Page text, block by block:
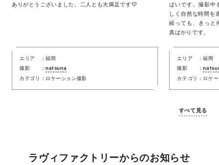
ありがとうございました。二人とも大満足です♡
エリア
福岡
撮影
natsuna
カテゴリ
ロケーション撮影
ぱいです。撮影中
しく自然な時間を
経っても、きっと
真ばかりです。
エリア
福岡
撮影
カテゴリ
ロケ
すべて見る
ラヴィファクトリーからのお知らせ